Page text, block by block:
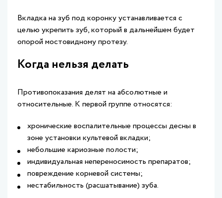
Вкладка на зуб под коронку устанавливается с
целью укрепить зуб, который в дальнейшем будет
опорой мостовидному протезу.
Когда нельзя делать
Противопоказания делят на абсолютные и
относительные. К первой группе относятся:
хронические воспалительные процессы десны в
зоне установки культевой вкладки;
небольшие кариозные полости;
индивидуальная непереносимость препаратов;
повреждение корневой системы;
нестабильность (расшатывание) зуба.